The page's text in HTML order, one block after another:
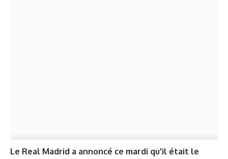
Le Real Madrid a annoncé ce mardi qu'il était le